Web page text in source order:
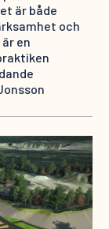
är både
och
en